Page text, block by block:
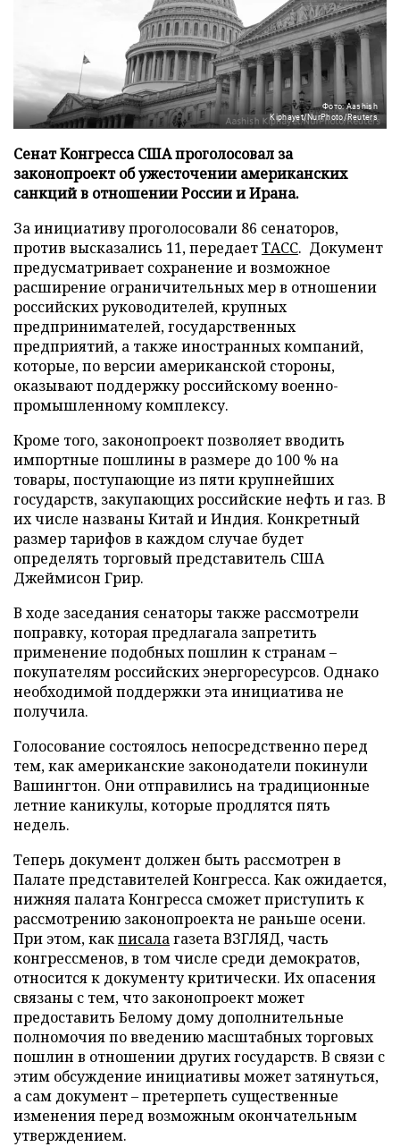
Фото: Aashish
Kiphayet/NurPhoto/Reuters
Сенат Конгресса США проголосовал за
законопроект об ужесточении американских
санкций в отношении России и Ирана.
За инициативу проголосовали 86 сенаторов,
против высказались 11, передаетТАСС. Документ
предусматривает сохранение и возможное
расширение ограничительных мер в отношении
российских руководителей, крупных
предпринимателей, государственных
предприятий, а также иностранных компаний,
которые, по версии американской стороны,
оказывают поддержку российскому военно-
промышленному комплексу.
Кроме того, законопроект позволяет вводить
импортные пошлины в размере до 100 % на
товары, поступающие из пяти крупнейших
государств, закупающих российские нефть и газ. В
их числе названы Китай и Индия. Конкретный
размер тарифов в каждом случае будет
определять торговый представитель США
Джеймисон Грир.
В ходе заседания сенаторы также рассмотрели
поправку, которая предлагала запретить
применение подобных пошлин к странам –
покупателям российских энергоресурсов. Однако
необходимой поддержки эта инициатива не
получила.
Голосование состоялось непосредственно перед
тем, как американские законодатели покинули
Вашингтон. Они отправились на традиционные
летние каникулы, которые продлятся пять
недель.
Теперь документ должен быть рассмотрен в
Палате представителей Конгресса. Как ожидается,
нижняя палата Конгресса сможет приступить к
рассмотрению законопроекта не раньше осени.
При этом, какписалагазета ВЗГЛЯД, часть
конгрессменов, в том числе среди демократов,
относится к документу критически. Их опасения
связаны с тем, что законопроект может
предоставить Белому дому дополнительные
полномочия по введению масштабных торговых
пошлин в отношении других государств. В связи с
этим обсуждение инициативы может затянуться,
а сам документ – претерпеть существенные
изменения перед возможным окончательным
утверждением.